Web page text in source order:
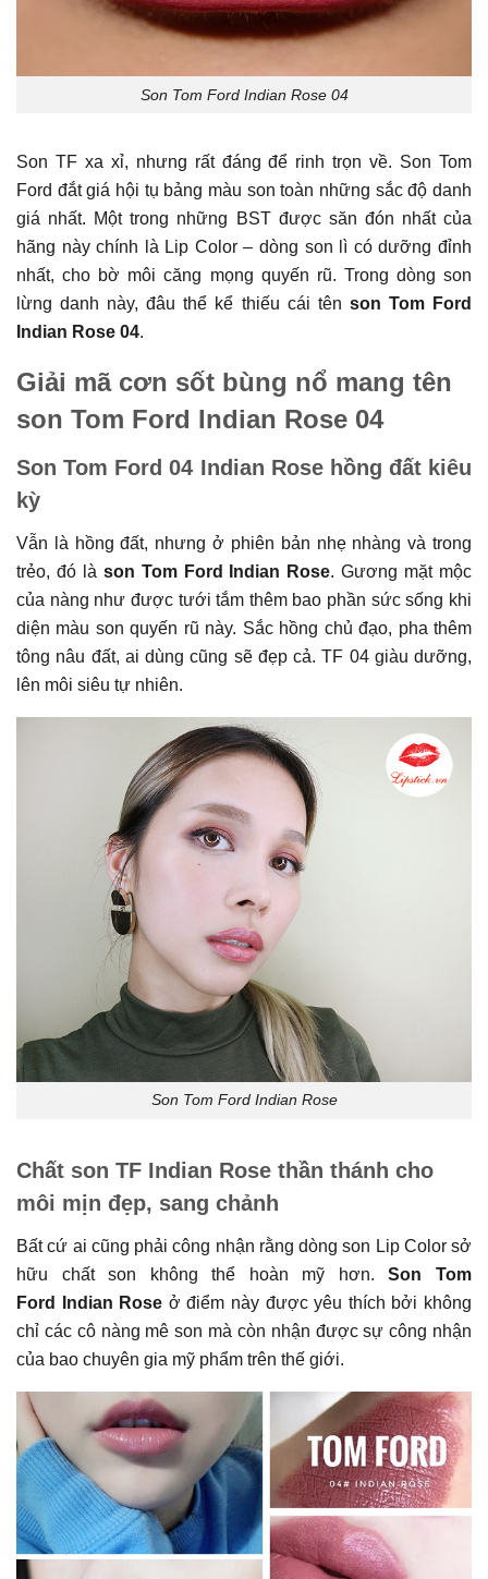
Son Tom Ford Indian Rose 04
Son TF xa xỉ, nhưng rất đáng để rinh trọn về. Son Tom
Ford đắt giá hội tụ bảng màu son toàn những sắc độ danh
giá nhất. Một trong những BST được săn đón nhất của
hãng này chính là Lip Color – dòng son lì có dưỡng đỉnh
nhất, cho bờ môi căng mọng quyến rũ. Trong dòng son
lừng danh này, đâu thể kể thiếu cái tên son Tom Ford
Indian Rose 04.
Giải mã cơn sốt bùng nổ mang tên
son Tom Ford Indian Rose 04
Son Tom Ford 04 Indian Rose hồng đất kiêu
kỳ
Vẫn là hồng đất, nhưng ở phiên bản nhẹ nhàng và trong
trẻo, đó là son Tom Ford Indian Rose. Gương mặt mộc
của nàng như được tưới tắm thêm bao phần sức sống khi
diện màu son quyến rũ này. Sắc hồng chủ đạo, pha thêm
tông nâu đất, ai dùng cũng sẽ đẹp cả. TF 04 giàu dưỡng,
lên môi siêu tự nhiên.
Son Tom Ford Indian Rose
Chất son TF Indian Rose thần thánh cho
môi mịn đẹp, sang chảnh
Bất cứ ai cũng phải công nhận rằng dòng son Lip Color sở
hữu chất son không thể hoàn mỹ hơn.Son Tom
Ford Indian Rose ở điểm này được yêu thích bởi không
chỉ các cô nàng mê son mà còn nhận được sự công nhận
của bao chuyên gia mỹ phẩm trên thế giới.